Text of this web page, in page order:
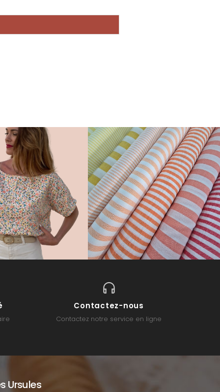
Contactez-nous
Contactez notre service en ligne
Ursules